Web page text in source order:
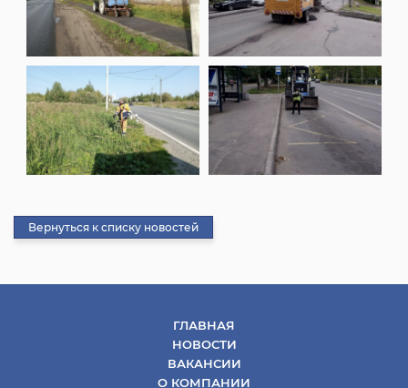
Вернуться к списку новостей
ГЛАВНАЯ
НОВОСТИ
ВАКАНСИИ
О КОМПАНИИ